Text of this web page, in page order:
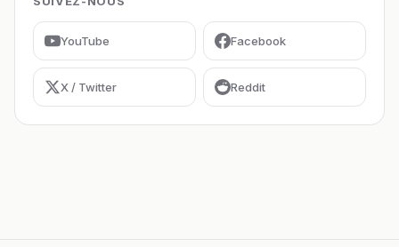
YouTube Facebook
X / Twitter Reddit